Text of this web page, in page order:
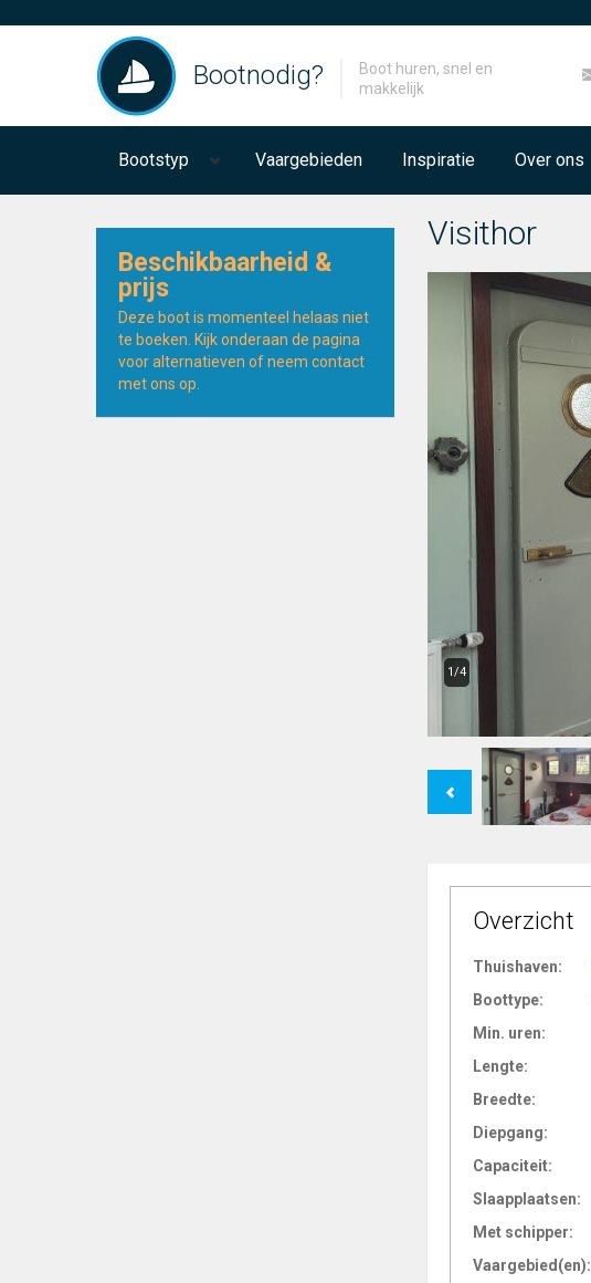
Bootnodig?
Boot huren, snel en
makkelijk
Bootstyp Vaargebieden Inspiratie Over ons
Beschikbaarheid &
prijs
Deze boot is momenteel helaas niet
te boeken. Kijk onderaan de pagina
voor alternatieven of neem contact
met ons op.
Visithor
1/4
Overzicht
Thuishaven:
Boottype:
Min. uren:
Lengte:
Breedte:
Diepgang:
Capaciteit:
Slaapplaatsen:
Met schipper:
Vaargebied(en):